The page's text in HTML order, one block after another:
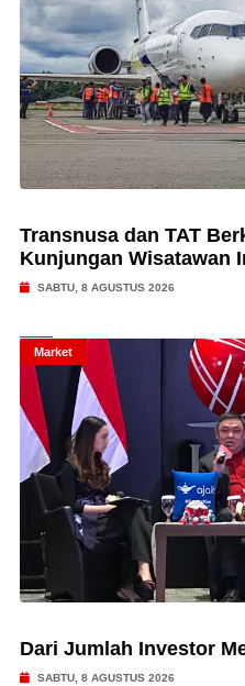
Transnusa dan TAT
Kunjungan Wisatawan
SABTU, 8 AGUSTUS 2026
Market
Dari Jumlah Investor
SABTU, 8 AGUSTUS 2026